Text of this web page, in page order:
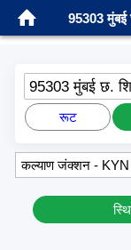
95303 मुंबई
95303 मुंबई छ.
रूट